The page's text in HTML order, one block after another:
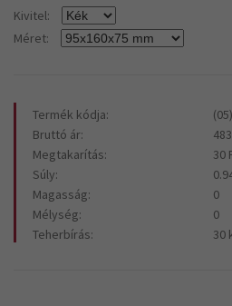
Kivitel:
Méret:
Termék kódja:
Bruttó ár:
Megtakarítás:
30
Súly:
Magasság:
0
Mélység:
0
Teherbírás:
30